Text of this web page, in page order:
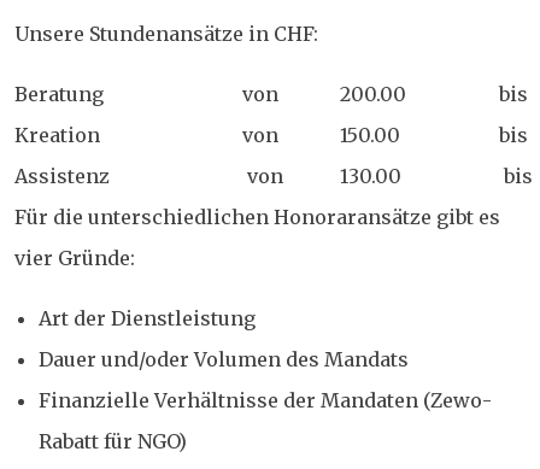
Unsere Stundenansätze in CHF:
Beratung von 200.00
bis
Kreation
von 150.00
bis
Assistenz
von 130.00
bis
Für die unterschiedlichen Honoraransätze gibt es
vier Gründe:
Art der Dienstleistung
Dauer und/oder Volumen des Mandats
Finanzielle Verhältnisse der Mandaten (Zewo-
Rabatt für NGO)